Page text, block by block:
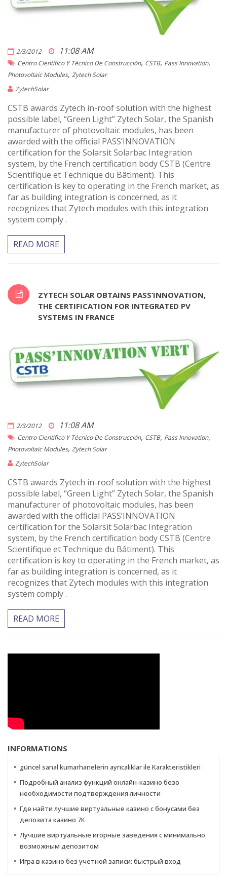
2/3/2012 11:08 AM
Centro Científico Y Técnico De Construcción, CSTB, Pass Innovation,
Photovoltaic Modules, Zytech Solar
ZytechSolar
CSTB awards Zytech in-roof solution with the highest
possible label, “Green Light” Zytech Solar, the Spanish
manufacturer of photovoltaic modules, has been
awarded with the official PASS’INNOVATION
certification for the Solarsit Solarbac Integration
system, by the French certification body CSTB (Centre
Scientifique et Technique du Bâtiment). This
certification is key to operating in the French market, as
far as building integration is concerned, as it
recognizes that Zytech modules with this integration
system comply .
READ MORE
ZYTECH SOLAR OBTAINS PASS’INNOVATION,
THE CERTIFICATION FOR INTEGRATED PV
SYSTEMS IN FRANCE
2/3/2012 11:08 AM
Centro Científico Y Técnico De Construcción, CSTB, Pass Innovation,
Photovoltaic Modules, Zytech Solar
ZytechSolar
CSTB awards Zytech in-roof solution with the highest
possible label, “Green Light” Zytech Solar, the Spanish
manufacturer of photovoltaic modules, has been
awarded with the official PASS’INNOVATION
certification for the Solarsit Solarbac Integration
system, by the French certification body CSTB (Centre
Scientifique et Technique du Bâtiment). This
certification is key to operating in the French market, as
far as building integration is concerned, as it
recognizes that Zytech modules with this integration
system comply .
READ MORE
INFORMATIONS
güncel sanal kumarhanelerin ayrıcalıklar ile Karakteristikleri
Подробный анализ функций онлайн-казино безо
необходимости подтверждения личности
Где найти лучшие виртуальные казино с бонусами без
депозита казино 7К
Лучшие виртуальные игорные заведения с минимально
возможным депозитом
Игра в казино без учетной записи: быстрый вход